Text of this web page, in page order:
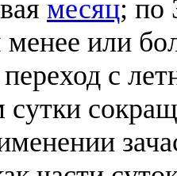
месяц; по
или
с
сутки